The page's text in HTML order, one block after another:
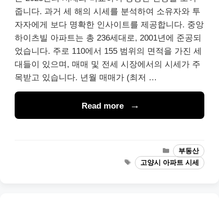
줍니다. 과거 세 해의 시세를 분석하여 소유자와 투
자자에게 보다 명확한 인사이트를 제공합니다. 중앙
하이츠빌 아파트는 총 236세대로, 2001년에 준공되
었습니다. 주로 110에서 155 범위의 면적을 가진 세
대들이 있으며, 매매 및 전세 시장에서의 시세가 주
목받고 있습니다. 년월 매매가 (최저 …
Read more
Categories
부동산
Tags고양시 아파트 시세